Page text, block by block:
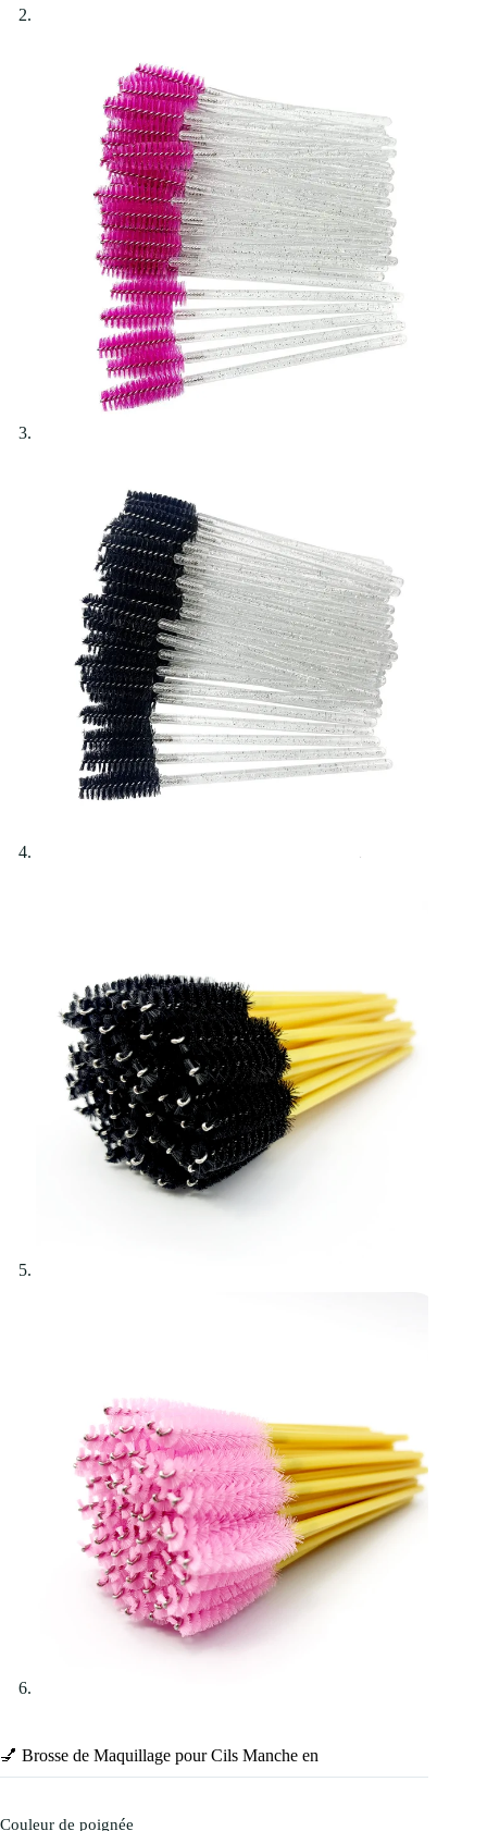
💅 Brosse de Maquillage pour Cils Manche en
Couleur de poignée